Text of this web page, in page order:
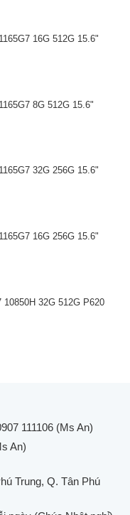
16G 512G 15.6"
8G 512G 15.6"
32G 256G 15.6"
16G 256G 15.6"
32G 512G P620
111106 (Ms An)
An)
Trung, Q. Tân Phú